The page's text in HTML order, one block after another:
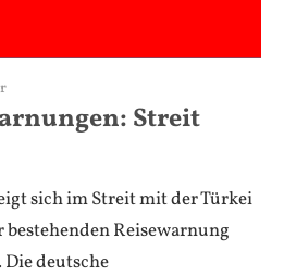
Streit
sich im Streit mit der Türkei
Reisewarnung
deutsche